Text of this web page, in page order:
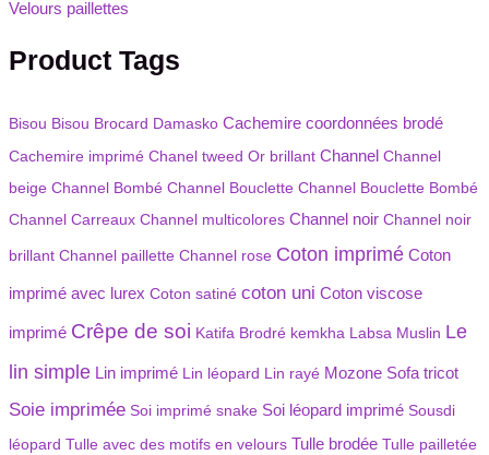
Velours paillettes
Product Tags
Bisou Bisou Brocard Damasko Cachemire coordonnées brodé
Cachemire imprimé Chanel tweed Or brillant Channel Channel
beige Channel Bombé Channel Bouclette Channel Bouclette Bombé
Channel Carreaux Channel multicolores Channel noir Channel noir
brillant Channel paillette Channel rose Coton imprimé Coton
imprimé avec lurex Coton satiné coton uni Coton viscose
imprimé Crêpe de soi Katifa Brodré kemkha Labsa Muslin Le
lin simple Lin imprimé Lin léopard Lin rayé Mozone Sofa tricot
Soie imprimée Soi imprimé snake Soi léopard imprimé Sousdi
léopard Tulle avec des motifs en velours Tulle brodée Tulle pailletée